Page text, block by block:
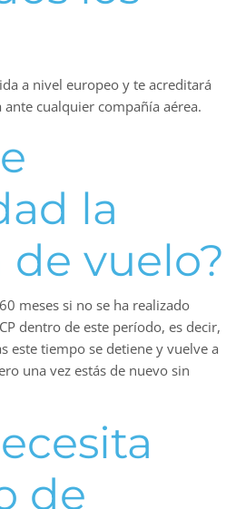
a nivel europeo y te acreditará
cualquier compañía aérea.
la
de vuelo?
meses si no se ha realizado
dentro de este período, es decir,
este tiempo se detiene y vuelve a
una vez estás de nuevo sin
de